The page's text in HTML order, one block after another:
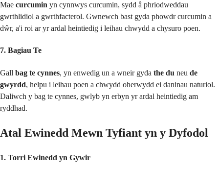
Mae curcumin yn cynnwys curcumin, sydd â phriodweddau
gwrthlidiol a gwrthfacterol. Gwnewch bast gyda phowdr curcumin a
dŵr, a'i roi ar yr ardal heintiedig i leihau chwydd a chysuro poen.
7. Bagiau Te
Gall bag te cynnes, yn enwedig un a wneir gyda the du neu de
gwyrdd, helpu i leihau poen a chwydd oherwydd ei daninau naturiol.
Daliwch y bag te cynnes, gwlyb yn erbyn yr ardal heintiedig am
ryddhad.
Atal Ewinedd Mewn Tyfiant yn y Dyfodol
1. Torri Ewinedd yn Gywir